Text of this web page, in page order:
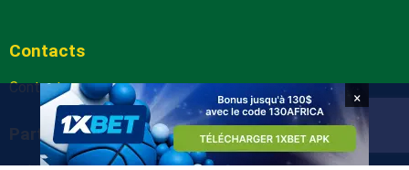
Contacts
Contactez-nous
Partenaires
×